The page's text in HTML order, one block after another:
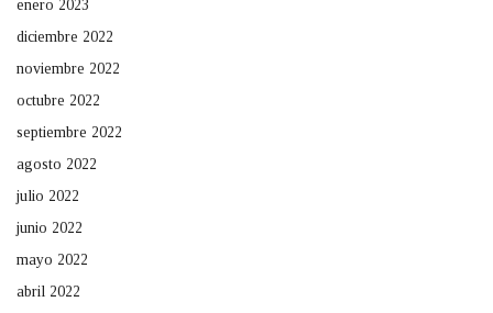
enero 2023
diciembre 2022
noviembre 2022
octubre 2022
septiembre 2022
agosto 2022
julio 2022
junio 2022
mayo 2022
abril 2022